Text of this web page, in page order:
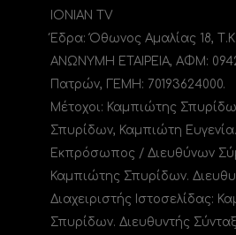
IONIAN TV
Έδρα: Όθωνος Αμαλίας 18,
ΑΝΩΝΥΜΗ ΕΤΑΙΡΕΙΑ, ΑΦΜ:
Πατρών, ΓΕΜΗ: 70193624000.
Μέτοχοι: Καμπιώτης
Σπυρίδων, Καμπιώτη
Εκπρόσωπος / Διευθύνων
Καμπιώτης Σπυρίδων.
Διαχειριστής Ιστοσελίδας:
Σπυρίδων. Διευθυντής